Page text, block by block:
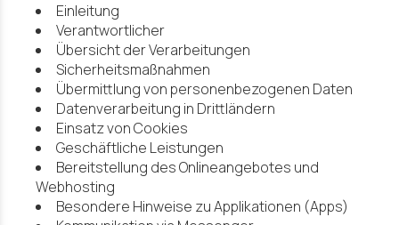
Einleitung
Verantwortlicher
Übersicht der Verarbeitungen
Sicherheitsmaßnahmen
Übermittlung von personenbezogenen Daten
Datenverarbeitung in Drittländern
Einsatz von Cookies
Geschäftliche Leistungen
Bereitstellung des Onlineangebotes und
Webhosting
Besondere Hinweise zu Applikationen (Apps)